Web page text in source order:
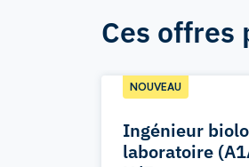
Ces offres
Ingénieur
laboratoire
NOUVEAU